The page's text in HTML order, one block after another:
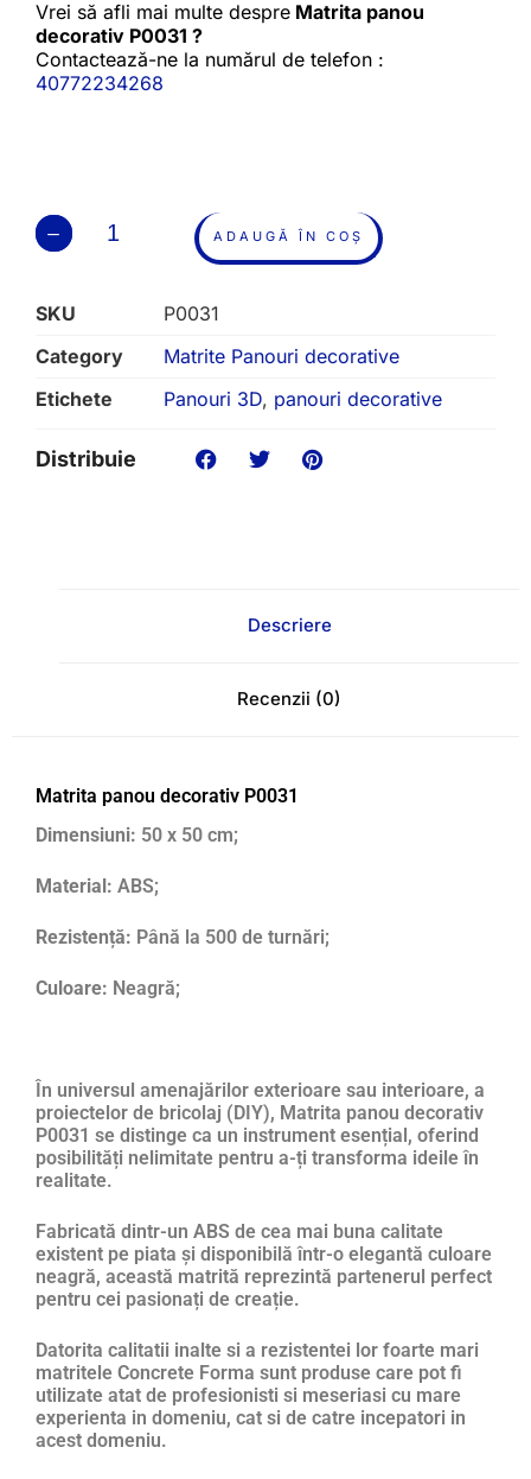
Vrei să afli mai multe despre Matrita panou
decorativ P0031 ?
Contactează-ne la numărul de telefon :
40772234268
ADAUGĂ ÎN COȘ
SKU
P0031
Category
Matrite Panouri decorative
Etichete
Panouri 3D, panouri decorative
Distribuie
Descriere
Recenzii (0)
Matrita panou decorativ P0031
Dimensiuni: 50 x 50 cm;
Material: ABS;
Rezistență: Până la 500 de turnări;
Culoare: Neagră;
În universul amenajărilor exterioare sau interioare, a
proiectelor de bricolaj (DIY), Matrita panou decorativ
P0031 se distinge ca un instrument esențial, oferind
posibilități nelimitate pentru a-ți transforma ideile în
realitate.
Fabricată dintr-un ABS de cea mai buna calitate
existent pe piata și disponibilă într-o elegantă culoare
neagră, această matrită reprezintă partenerul perfect
pentru cei pasionați de creație.
Datorita calitatii inalte si a rezistentei lor foarte mari
matritele Concrete Forma sunt produse care pot fi
utilizate atat de profesionisti si meseriasi cu mare
experienta in domeniu, cat si de catre incepatori in
acest domeniu.